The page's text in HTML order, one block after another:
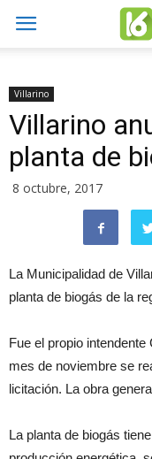
Villarino
Villarino
planta de
8 octubre, 2017
La Municipalidad de
planta de biogás de la
Fue el propio
mes de noviembre se
licitación. La obra
La planta de biogás